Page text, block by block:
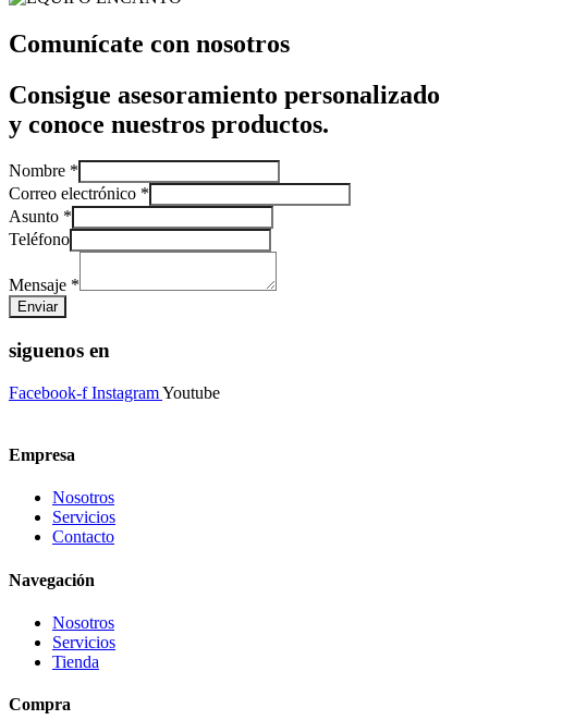
Comunícate con nosotros
Consigue asesoramiento personalizado
y conoce nuestros productos.
Nombre *
Correo electrónico *
Asunto *
Teléfono
Mensaje *
Enviar
siguenos en
Facebook-f InstagramYoutube
Empresa
Nosotros
Servicios
Contacto
Navegación
Nosotros
Servicios
Tienda
Compra